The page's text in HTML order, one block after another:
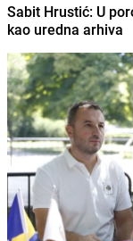
Sabit Hrustić: U
kao uredna arhiva